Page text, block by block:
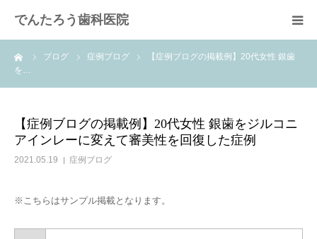
でんたろう歯科医院
ブログ 症例ブログ
【症例ブログの掲載例】20代女性 銀歯
を…
【症例ブログの掲載例】20代女性 銀歯をジルコニ
アインレーに変えて審美性を回復した症例
2021.05.19 症例ブログ
※こちらはサンプル掲載となります。
医院概要
よくあるご質問